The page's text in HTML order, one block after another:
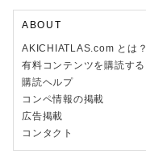
ABOUT
AKICHIATLAS.com とは？
有料コンテンツを購読する
購読ヘルプ
コンペ情報の掲載
広告掲載
コンタクト